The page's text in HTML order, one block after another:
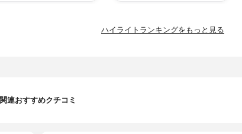
ハイライトランキングをもっと見る
関連おすすめクチコミ